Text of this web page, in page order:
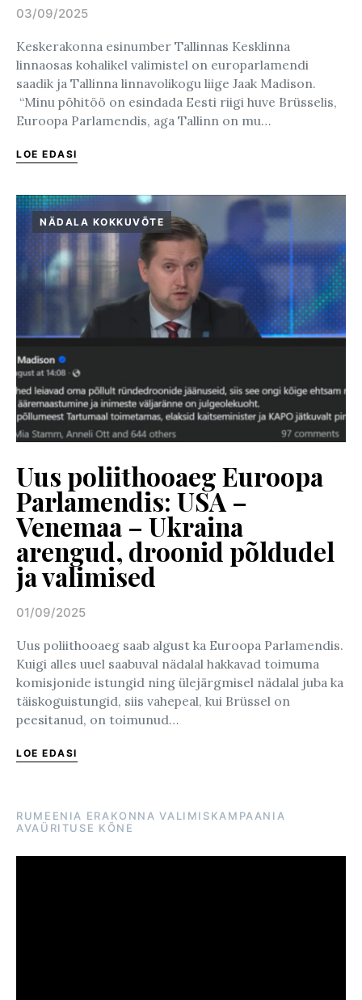
Posted on
03/09/2025
Keskerakonna esinumber Tallinnas Kesklinna
linnaosas kohalikel valimistel on europarlamendi
saadik ja Tallinna linnavolikogu liige Jaak Madison.
“Minu põhitöö on esindada Eesti riigi huve Brüsselis,
Euroopa Parlamendis, aga Tallinn on mu…
LOE EDASI
NÄDALA KOKKUVÕTE
Uus poliithooaeg Euroopa
Parlamendis: USA –
Venemaa – Ukraina
arengud, droonid põldudel
ja valimised
Posted on
01/09/2025
Uus poliithooaeg saab algust ka Euroopa Parlamendis.
Kuigi alles uuel saabuval nädalal hakkavad toimuma
komisjonide istungid ning ülejärgmisel nädalal juba ka
täiskoguistungid, siis vahepeal, kui Brüssel on
peesitanud, on toimunud…
LOE EDASI
RUMEENIA ERAKONNA VALIMISKAMPAANIA
AVAÜRITUSE KÕNE